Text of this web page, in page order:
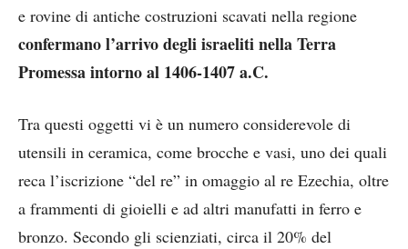
e rovine di antiche costruzioni scavati nella regione
confermano l’arrivo degli israeliti nella Terra
Promessa intorno al 1406-1407 a.C.
Tra questi oggetti vi è un numero considerevole di
utensili in ceramica, come brocche e vasi, uno dei quali
reca l’iscrizione “del re” in omaggio al re Ezechia, oltre
a frammenti di gioielli e ad altri manufatti in ferro e
bronzo. Secondo gli scienziati, circa il 20% del